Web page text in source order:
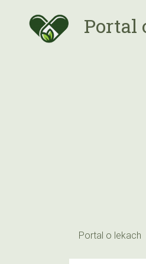
Portal
Portal o lekach